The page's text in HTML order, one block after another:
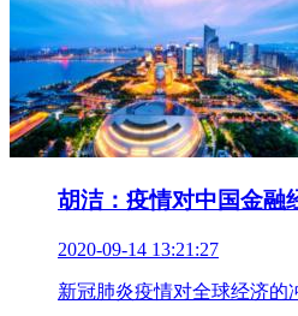
胡洁：疫情对中国金融
2020-09-14 13:21:27
新冠肺炎疫情对全球经济的